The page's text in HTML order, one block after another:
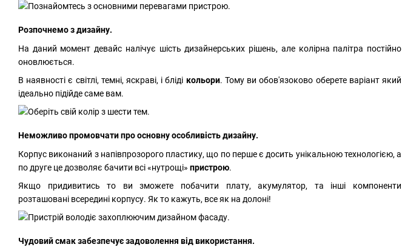
Розпочнемо з дизайну.
На даний момент девайс налічує шість дизайнерських рішень, але колірна палітра постійно
оновлюється.
В наявності є світлі, темні, яскраві, і бліді кольори. Тому ви обов'язоково оберете варіант який
ідеально підійде саме вам.
Неможливо промовчати про основну особливість дизайну.
Корпус виконаний з напівпрозорого пластику, що по перше є досить унікальною технологією, а
по друге це дозволяє бачити всі «нутрощі» пристрою.
Якщо придивитись то ви зможете побачити плату, акумулятор, та інші компоненти
розташовані всередині корпусу. Як то кажуть, все як на долоні!
Чудовий смак забезпечує задоволення від використання.